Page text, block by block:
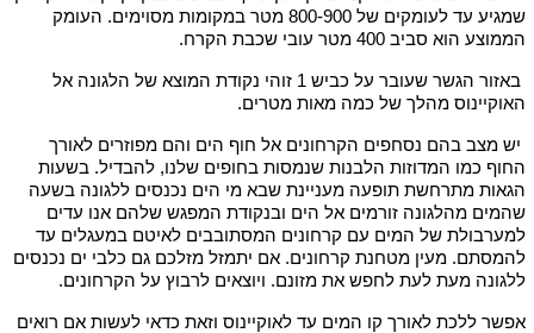
שמגיע עד לעומקים של 800-900 מטר במקומות מסוימים. העומק
הממוצע הוא סביב 400 מטר עובי שכבת הקרח.
באזור הגשר שעובר על כביש 1 זוהי נקודת המוצא של הלגונה אל
האוקיינוס מהלך של כמה מאות מטרים.
יש מצב בהם נסחפים הקרחונים אל חוף הים והם מפוזרים לאורך
החוף כמו המדוזות הלבנות שנמסות בחופים שלנו, להבדיל. בשעות
הגאות מתרחשת תופעה מעניינת שבא מי הים נכנסים ללגונה בשעה
שהמים מהלגונה זורמים אל הים ובנקודת המפגש שלהם אנו עדים
למערבולת של המים עם קרחונים המסתובבים לאיטם במעגלים עד
להמסתם. מעין מטחנת קרחונים. אם יתמזל מזלכם גם כלבי ים נכנסים
ללגונה מעת לעת לחפש את מזונם. ויוצאים לרבוץ על הקרחונים.
אפשר ללכת לאורך קו המים עד לאוקיינוס וזאת כדאי לעשות אם רואים